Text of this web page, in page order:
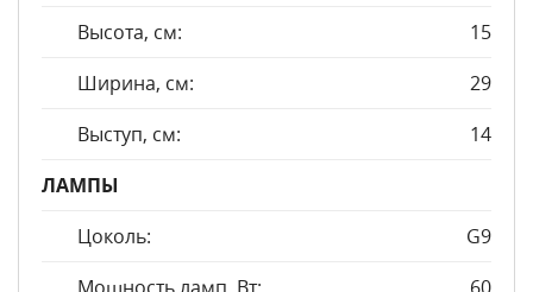
Высота, см:
15
Ширина, см:
29
Выступ, см:
14
ЛАМПЫ
Цоколь:
G9